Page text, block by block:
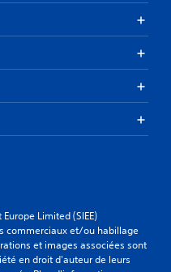
Limited (SIEE)
commerciaux et/ou habillage
et images associées sont
en droit d'auteur de leurs